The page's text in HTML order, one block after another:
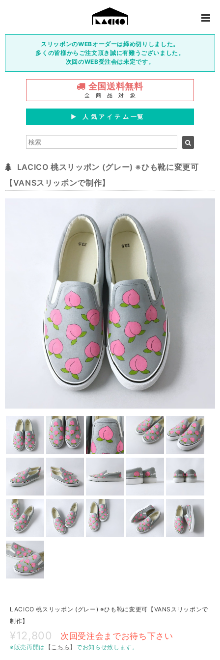
スリッポンのWEBオーダーは締め切りしました。
多くの皆様からご注文頂き誠に有難うございました。
次回のWEB受注会は未定です。
全国送料無料
全 商 品 対 象
▶︎ 人 気 ア イ テ ム 一覧
LACICO 桃スリッポン (グレー) ※ひも靴に変更可
【VANSスリッポンで制作】
LACICO 桃スリッポン (グレー) ※ひも靴に変更可【VANSスリッポンで
制作】
¥12,800 次回受注会までお待ち下さい
※販売再開は 【こちら 】でお知らせ致します。